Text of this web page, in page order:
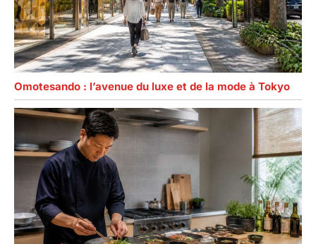
Omotesando : l’avenue du luxe et de la mode à Tokyo